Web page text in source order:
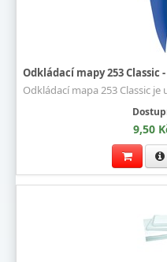
Odkládací mapy 253
Odkládací mapa 253 Classic
9,50